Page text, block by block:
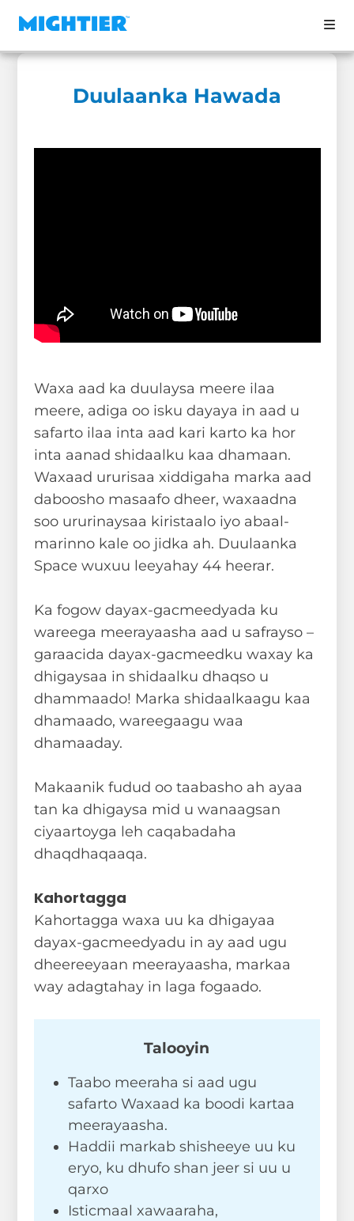
Duulaanka Hawada
Waxa aad ka duulaysa meere ilaa
meere, adiga oo isku dayaya in aad u
safarto ilaa inta aad kari karto ka hor
inta aanad shidaalku kaa dhamaan.
Waxaad ururisaa xiddigaha marka aad
daboosho masaafo dheer, waxaadna
soo ururinaysaa kiristaalo iyo abaal-
marinno kale oo jidka ah. Duulaanka
Space wuxuu leeyahay 44 heerar.
Ka fogow dayax-gacmeedyada ku
wareega meerayaasha aad u safrayso –
garaacida dayax-gacmeedku waxay ka
dhigaysaa in shidaalku dhaqso u
dhammaado! Marka shidaalkaagu kaa
dhamaado, wareegaagu waa
dhamaaday.
Makaanik fudud oo taabasho ah ayaa
tan ka dhigaysa mid u wanaagsan
ciyaartoyga leh caqabadaha
dhaqdhaqaaqa.
Kahortagga
Kahortagga waxa uu ka dhigayaa
dayax-gacmeedyadu in ay aad ugu
dheereeyaan meerayaasha, markaa
way adagtahay in laga fogaado.
Talooyin
Taabo meeraha si aad ugu
safarto Waxaad ka boodi kartaa
meerayaasha.
Haddii markab shisheeye uu ku
eryo, ku dhufo shan jeer si uu u
qarxo
Isticmaal xawaaraha,